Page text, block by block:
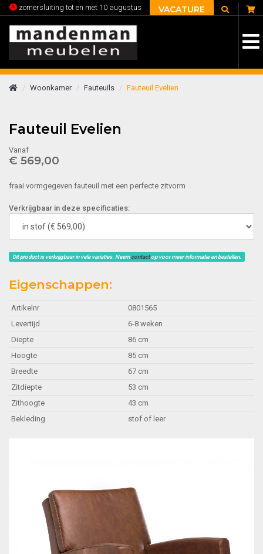
zomersluiting tot en met 10 augustus VACATURE
Woonkamer Fauteuils Fauteuil Evelien
Fauteuil Evelien
Vanaf
€ 569,00
fraai vormgegeven fauteuil met een perfecte zitvorm
Verkrijgbaar in deze specificaties:
Dit product is verkrijgbaar in vele variaties. Neemcontactop voor meer informatie en bestellen.
Eigenschappen:
Artikelnr
0801565
Levertijd
6-8 weken
Diepte
86 cm
Hoogte
85 cm
Breedte
67 cm
Zitdiepte
53 cm
Zithoogte
43 cm
Bekleding
stof of leer